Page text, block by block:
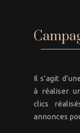
Il s’agit
à réaliser
clics
annonces